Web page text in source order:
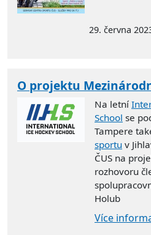
29. června
O projektu
Na letní
School se
Tampere
sportu v
ČUS na
rozhovoru
Holub
Více